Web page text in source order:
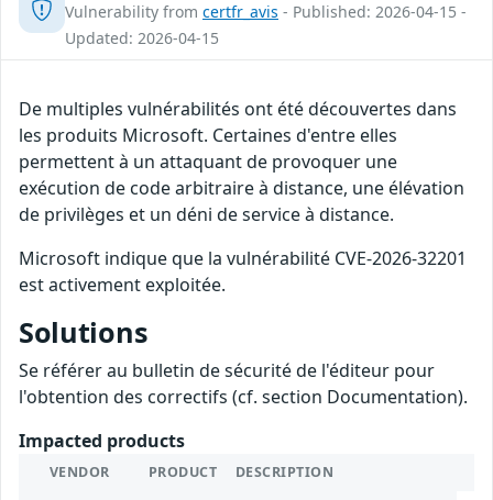
Vulnerability from certfr_avis - Published: 2026-04-15 -
Updated: 2026-04-15
De multiples vulnérabilités ont été découvertes dans
les produits Microsoft. Certaines d'entre elles
permettent à un attaquant de provoquer une
exécution de code arbitraire à distance, une élévation
de privilèges et un déni de service à distance.
Microsoft indique que la vulnérabilité CVE-2026-32201
est activement exploitée.
Solutions
Se référer au bulletin de sécurité de l'éditeur pour
l'obtention des correctifs (cf. section Documentation).
Impacted products
VENDOR PRODUCT DESCRIPTION